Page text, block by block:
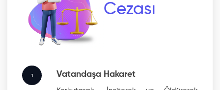
Cezası
1 Vatandaşa Hakaret